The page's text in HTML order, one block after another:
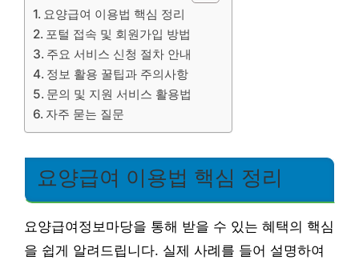
요양급여 이용법 핵심 정리
포털 접속 및 회원가입 방법
주요 서비스 신청 절차 안내
정보 활용 꿀팁과 주의사항
문의 및 지원 서비스 활용법
자주 묻는 질문
요양급여 이용법 핵심 정리
요양급여정보마당을 통해 받을 수 있는 혜택의 핵심
을 쉽게 알려드립니다. 실제 사례를 들어 설명하여